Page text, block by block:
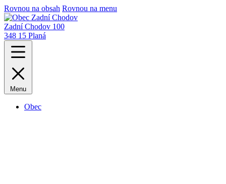
Rovnou na obsah Rovnou na menu
Zadní Chodov 100
348 15 Planá
Menu
Obec